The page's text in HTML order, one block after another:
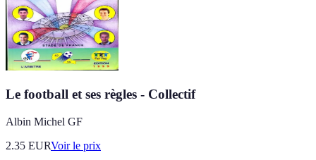
Le football et ses règles - Collectif
Albin Michel GF
2.35 EURVoir le prix